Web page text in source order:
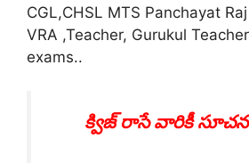
CGL,CHSL MTS Panchayat
VRA ,Teacher, Gurukul
exams..
క్విజ్ రాసే వారికీ